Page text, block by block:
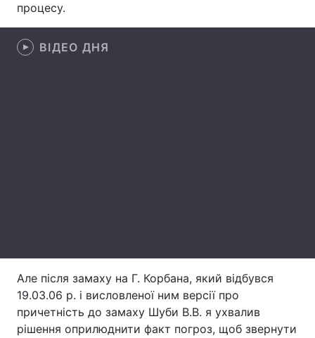
Тема оформлення
процесу.
ВІДЕО ДНЯ
Але після замаху на Г. Корбана, який відбувся
19.03.06 р. і висловленої ним версії про
причетність до замаху Шуби В.В. я ухвалив
рішення оприлюднити факт погроз, щоб звернути